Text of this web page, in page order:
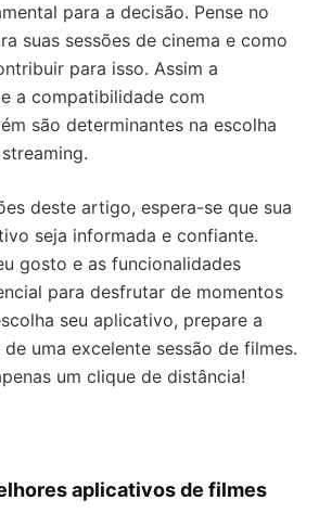
para a decisão. Pense no
suas sessões de cinema e como
para isso. Assim a
a compatibilidade com
são determinantes na escolha
deste artigo, espera-se que sua
seja informada e confiante.
gosto e as funcionalidades
para desfrutar de momentos
seu aplicativo, prepare a
uma excelente sessão de filmes.
um clique de distância!
aplicativos de filmes